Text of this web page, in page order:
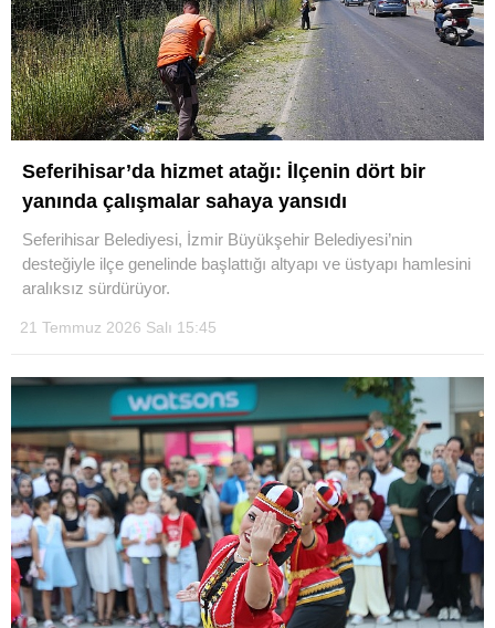
Seferihisar’da hizmet atağı: İlçenin dört bir
yanında çalışmalar sahaya yansıdı
Seferihisar Belediyesi, İzmir Büyükşehir Belediyesi’nin
desteğiyle ilçe genelinde başlattığı altyapı ve üstyapı hamlesini
aralıksız sürdürüyor.
21 Temmuz 2026 Salı 15:45